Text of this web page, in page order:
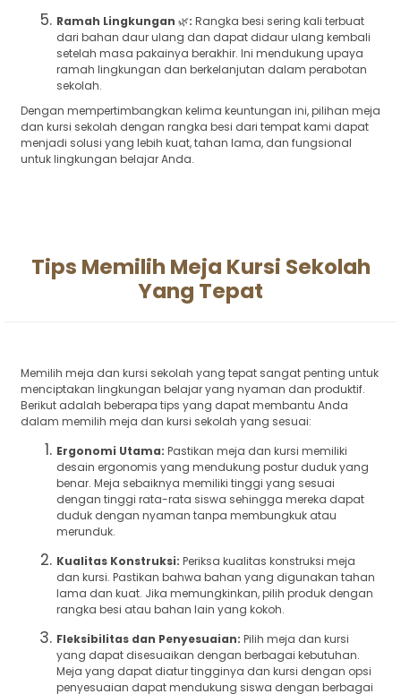
Ramah Lingkungan 🌿: Rangka besi sering kali terbuat
dari bahan daur ulang dan dapat didaur ulang kembali
setelah masa pakainya berakhir. Ini mendukung upaya
ramah lingkungan dan berkelanjutan dalam perabotan
sekolah.
Dengan mempertimbangkan kelima keuntungan ini, pilihan meja
dan kursi sekolah dengan rangka besi dari tempat kami dapat
menjadi solusi yang lebih kuat, tahan lama, dan fungsional
untuk lingkungan belajar Anda.
Tips Memilih Meja Kursi Sekolah
Yang Tepat
Memilih meja dan kursi sekolah yang tepat sangat penting untuk
menciptakan lingkungan belajar yang nyaman dan produktif.
Berikut adalah beberapa tips yang dapat membantu Anda
dalam memilih meja dan kursi sekolah yang sesuai:
Ergonomi Utama: Pastikan meja dan kursi memiliki
desain ergonomis yang mendukung postur duduk yang
benar. Meja sebaiknya memiliki tinggi yang sesuai
dengan tinggi rata-rata siswa sehingga mereka dapat
duduk dengan nyaman tanpa membungkuk atau
merunduk.
Kualitas Konstruksi: Periksa kualitas konstruksi meja
dan kursi. Pastikan bahwa bahan yang digunakan tahan
lama dan kuat. Jika memungkinkan, pilih produk dengan
rangka besi atau bahan lain yang kokoh.
Fleksibilitas dan Penyesuaian: Pilih meja dan kursi
yang dapat disesuaikan dengan berbagai kebutuhan.
Meja yang dapat diatur tingginya dan kursi dengan opsi
penyesuaian dapat mendukung siswa dengan berbagai